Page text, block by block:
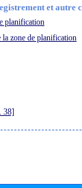
et autre
planification
la zone de planification
38]